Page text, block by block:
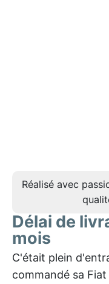
Réalisé avec
Délai de
mois
C'était plein
commandé sa